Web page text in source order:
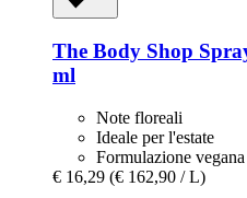
The Body Shop
ml
Note floreali
Ideale per l'estate
Formulazione vegana
€ 16,29 (€ 162,90 / L)